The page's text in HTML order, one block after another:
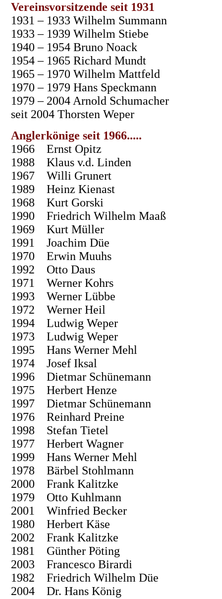
Vereinsvorsitzende seit 1931
1931 – 1933 Wilhelm Summann
1933 – 1939 Wilhelm Stiebe
1940 – 1954 Bruno Noack
1954 – 1965 Richard Mundt
1965 – 1970 Wilhelm Mattfeld
1970 – 1979 Hans Speckmann
1979 – 2004 Arnold Schumacher
seit 2004 Thorsten Weper
Anglerkönige seit 1966.....
1966 Ernst Opitz
1988 Klaus v.d. Linden
1967 Willi Grunert
1989 Heinz Kienast
1968 Kurt Gorski
1990 Friedrich Wilhelm Maaß
1969 Kurt Müller
1991 Joachim Düe
1970 Erwin Muuhs
1992 Otto Daus
1971 Werner Kohrs
1993 Werner Lübbe
1972 Werner Heil
1994 Ludwig Weper
1973 Ludwig Weper
1995 Hans Werner Mehl
1974 Josef Iksal
1996 Dietmar Schünemann
1975 Herbert Henze
1997 Dietmar Schünemann
1976 Reinhard Preine
1998 Stefan Tietel
1977 Herbert Wagner
1999 Hans Werner Mehl
1978 Bärbel Stohlmann
2000 Frank Kalitzke
1979 Otto Kuhlmann
2001 Winfried Becker
1980 Herbert Käse
2002 Frank Kalitzke
1981 Günther Pöting
2003 Francesco Birardi
1982 Friedrich Wilhelm Düe
2004 Dr. Hans König